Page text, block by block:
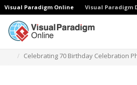
Visual Paradigm Online Visual Paradigm
Celebrating 70 Birthday Celebration